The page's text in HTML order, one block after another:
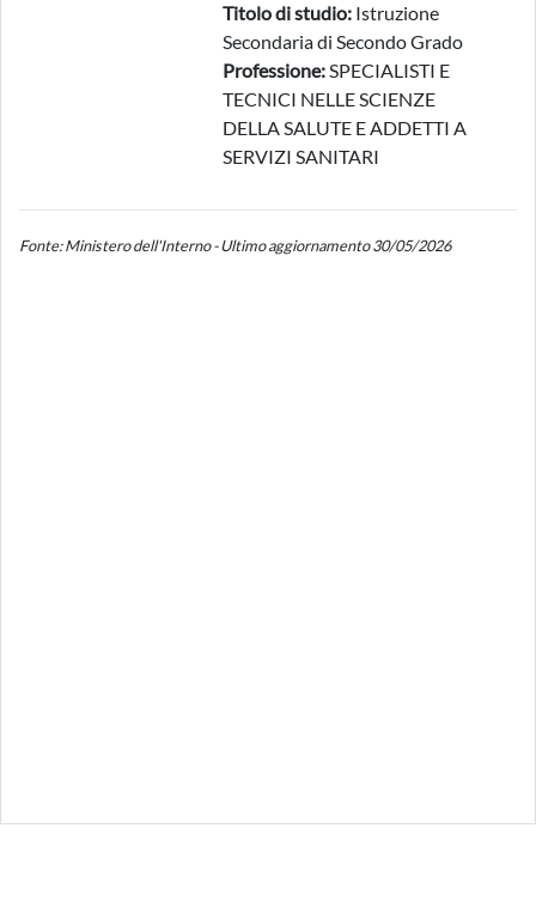
Titolo di studio: Istruzione
Secondaria di Secondo Grado
Professione:SPECIALISTI E
TECNICI NELLE SCIENZE
DELLA SALUTE E ADDETTI A
SERVIZI SANITARI
Fonte: Ministero dell'Interno - Ultimo aggiornamento 30/05/2026